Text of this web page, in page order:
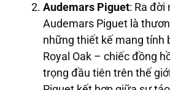
Audemars Piguet: Ra đời
Audemars Piguet là
những thiết kế mang tính
Royal Oak – chiếc đồng
trọng đầu tiên trên thế